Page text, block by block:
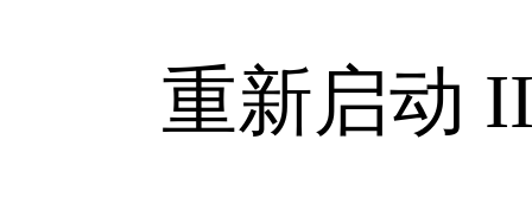
重新启动